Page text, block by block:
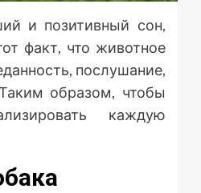
и позитивный сон,
факт, что животное
послушание,
образом, чтобы
каждую